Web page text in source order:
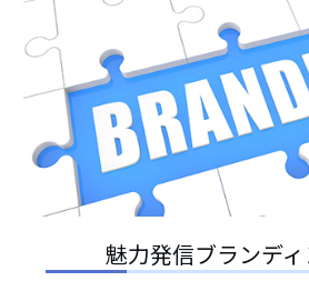
魅力発信ブランデ